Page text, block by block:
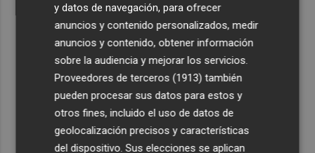
y datos de navegación, para ofrecer
anuncios y contenido personalizados, medir
anuncios y contenido, obtener información
sobre la audiencia y mejorar los servicios.
Proveedores de terceros (1913) también
pueden procesar sus datos para estos y
otros fines, incluido el uso de datos de
geolocalización precisos y características
del dispositivo. Sus elecciones se aplican